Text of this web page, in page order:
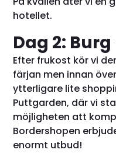
hotellet.
Dag 2:
Efter frukost kör vi
färjan men innan
ytterligare lite
Puttgarden, där vi
möjligheten att
Bordershopen
enormt utbud!